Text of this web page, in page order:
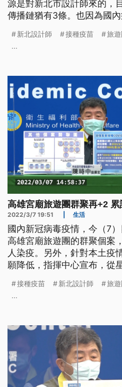
源是對新北市設計師來的，
傳播鏈猶有3條。也因為國
以上猶未注疫苗的民眾，若
500箍的衛教品，高雄市閣
新北設計師 接種疫苗 旅
...
高雄宮廟旅遊團群聚再+2
2022/3/7 19:51 生活
國內新冠病毒疫情，今（7
高雄宮廟旅遊團的群聚個案
人染疫。另外，針對本土疫
願降低，指揮中心宣布，從
品，高雄市更加碼多200元
接種疫苗 新北設計師 旅
...